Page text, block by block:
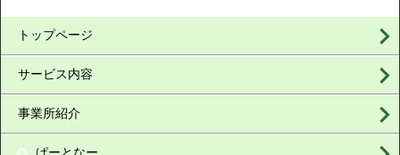
トップページ
サービス内容
事業所紹介